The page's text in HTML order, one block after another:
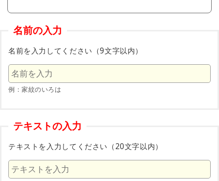
名前の入力
名前を入力してください（9文字以内）
例：家紋のいろは
テキストの入力
テキストを入力してください（20文字以内）